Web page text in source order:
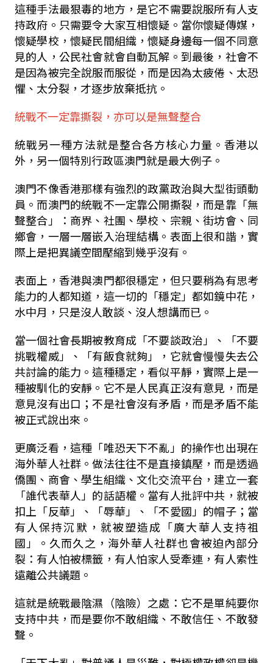
這種手法最狠毒的地方，是它不需要說服所有人支
持政府。只需要令大家互相懷疑。當你懷疑傳媒，
懷疑學校，懷疑民間組織，懷疑身邊每一個不同意
見的人，公民社會就會自動瓦解。到最後，社會不
是因為被完全說服而服從，而是因為太疲倦、太恐
懼、太分裂，才逐步放棄抵抗。
統戰不一定靠撕裂，亦可以是無聲整合
統戰另一種方法就是整合各方核心力量。香港以
外，另一個特別行政區澳門就是最大例子。
澳門不像香港那樣有強烈的政黨政治與大型街頭動
員。而澳門的統戰不一定靠公開撕裂，而是靠「無
聲整合」：商界、社團、學校、宗親、街坊會、同
鄉會，一層一層嵌入治理結構。表面上很和諧，實
際上是把異議空間壓縮到幾乎沒有。
表面上，香港與澳門都很穩定，但只要稍為有思考
能力的人都知道，這一切的「穩定」都如鏡中花，
水中月，只是沒人敢談、沒人想講而已。
當一個社會長期被教育成「不要談政治」、「不要
挑戰權威」、「有飯食就夠」，它就會慢慢失去公
共討論的能力。這種穩定，看似平靜，實際上是一
種被馴化的安靜。它不是人民真正沒有意見，而是
意見沒有出口；不是社會沒有矛盾，而是矛盾不能
被正式說出來。
更廣泛看，這種「唯恐天下不亂」的操作也出現在
海外華人社群。做法往往不是直接鎮壓，而是透過
僑團、商會、學生組織、文化交流平台，建立一套
「誰代表華人」的話語權。當有人批評中共，就被
扣上「反華」、「辱華」、「不愛國」的帽子；當
有人保持沉默，就被塑造成「廣大華人支持祖
國」。久而久之，海外華人社群也會被迫內部分
裂：有人怕被標籤，有人怕家人受牽連，有人索性
遠離公共議題。
這就是統戰最陰濕（陰險）之處：它不是單純要你
支持中共，而是要你不敢組織、不敢信任、不敢發
聲。